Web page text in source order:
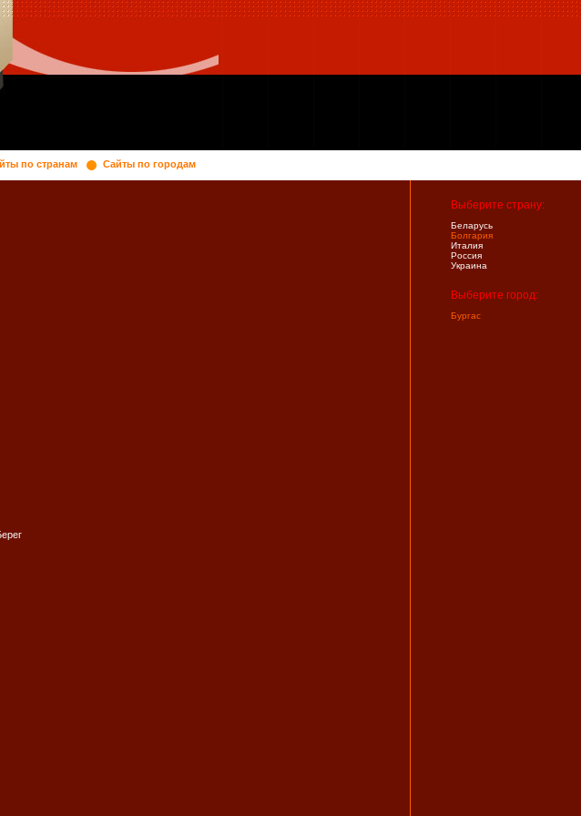
по странам
Сайты по городам
Выберите страну:
Беларусь
Болгария
Италия
Россия
Украина
Выберите город:
Бургас